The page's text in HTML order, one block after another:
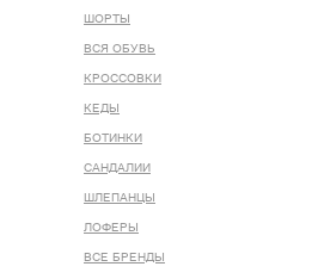
ШОРТЫ
ВСЯ ОБУВЬ
КРОССОВКИ
КЕДЫ
БОТИНКИ
САНДАЛИИ
ШЛЕПАНЦЫ
ЛОФЕРЫ
ВСЕ БРЕНДЫ